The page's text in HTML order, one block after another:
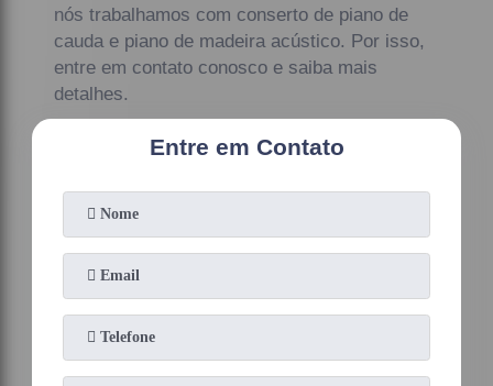
nós trabalhamos com conserto de piano de
cauda e piano de madeira acústico. Por isso,
entre em contato conosco e saiba mais
detalhes.
Entre em Contato